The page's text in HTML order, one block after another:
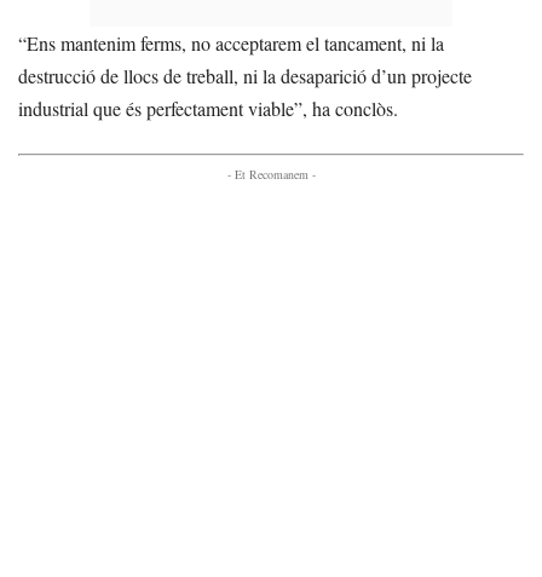
“Ens mantenim ferms, no acceptarem el tancament, ni la
destrucció de llocs de treball, ni la desaparició d’un projecte
industrial que és perfectament viable”, ha conclòs.
- Et Recomanem -